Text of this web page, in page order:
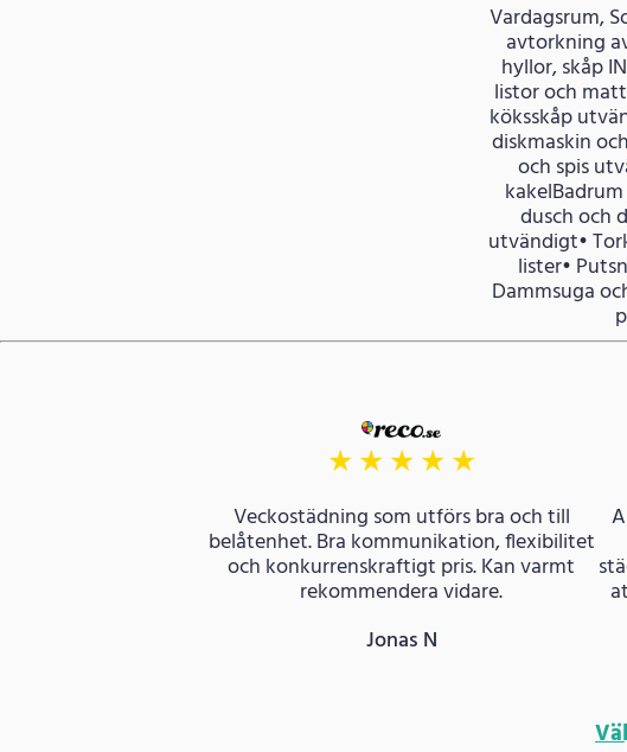
Vardagsrum,
avtorkning
hyllor, skåp
listor och
köksskåp
diskmaskin
och spis
dusch och
utvändigt•
lister•
Dammsuga
★★★★★
Veckostädning som utförs bra och till
belåtenhet. Bra kommunikation, flexibilitet
och konkurrenskraftigt pris. Kan varmt
rekommendera vidare.
Jonas N